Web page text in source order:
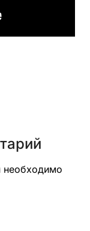
необходимо